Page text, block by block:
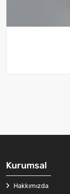
Kurumsal
Hakkımızda